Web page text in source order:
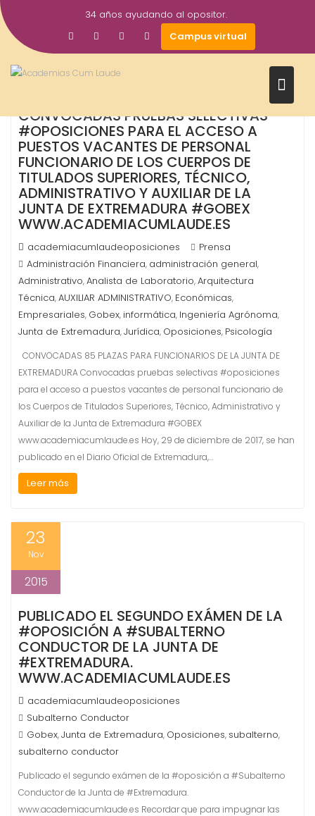
Saltar
al
contenido
34 años ayudando al opositor.
Campus virtual
Dic
2017
CONVOCADAS PRUEBAS SELECTIVAS
#OPOSICIONES PARA EL ACCESO A
PUESTOS VACANTES DE PERSONAL
FUNCIONARIO DE LOS CUERPOS DE
TITULADOS SUPERIORES, TÉCNICO,
ADMINISTRATIVO Y AUXILIAR DE LA
JUNTA DE EXTREMADURA #GOBEX
WWW.ACADEMIACUMLAUDE.ES
academiacumlaudeoposiciones
Prensa
Administración Financiera, administración general,
Administrativo,Analista de Laboratorio,Arquitectura
Técnica,AUXILIAR ADMINISTRATIVO, Económicas,
Empresariales, Gobex, informática, Ingeniería Agrónoma,
Junta de Extremadura,Jurídica, Oposiciones, Psicología
CONVOCADAS 85 PLAZAS PARA FUNCIONARIOS DE LA JUNTA DE
EXTREMADURA Convocadas pruebas selectivas #oposiciones
para el acceso a puestos vacantes de personal funcionario de
los Cuerpos de Titulados Superiores, Técnico, Administrativo y
Auxiliar de la Junta de Extremadura #GOBEX
www.academiacumlaude.es Hoy, 29 de diciembre de 2017, se han
publicado en el Diario Oficial de Extremadura,…
Leer más
23
Nov
2015
PUBLICADO EL SEGUNDO EXÁMEN DE LA
#OPOSICIÓN A #SUBALTERNO
CONDUCTOR DE LA JUNTA DE
#EXTREMADURA.
WWW.ACADEMIACUMLAUDE.ES
academiacumlaudeoposiciones
Subalterno Conductor
Gobex,Junta de Extremadura, Oposiciones, subalterno,
subalterno conductor
Publicado el segundo exámen de la #oposición a #Subalterno
Conductor de la Junta de #Extremadura.
www.academiacumlaude.es Recordar que para impugnar las